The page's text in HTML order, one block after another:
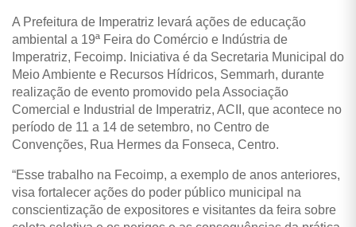
A Prefeitura de Imperatriz levará ações de educação
ambiental a 19ª Feira do Comércio e Indústria de
Imperatriz, Fecoimp. Iniciativa é da Secretaria Municipal do
Meio Ambiente e Recursos Hídricos, Semmarh, durante
realização de evento promovido pela Associação
Comercial e Industrial de Imperatriz, ACII, que acontece no
período de 11 a 14 de setembro, no Centro de
Convenções, Rua Hermes da Fonseca, Centro.
“Esse trabalho na Fecoimp, a exemplo de anos anteriores,
visa fortalecer ações do poder público municipal na
conscientização de expositores e visitantes da feira sobre